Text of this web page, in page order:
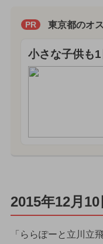
PR 東京都のオ
小さな子供も
2015年12月
「ららぽーと立川立